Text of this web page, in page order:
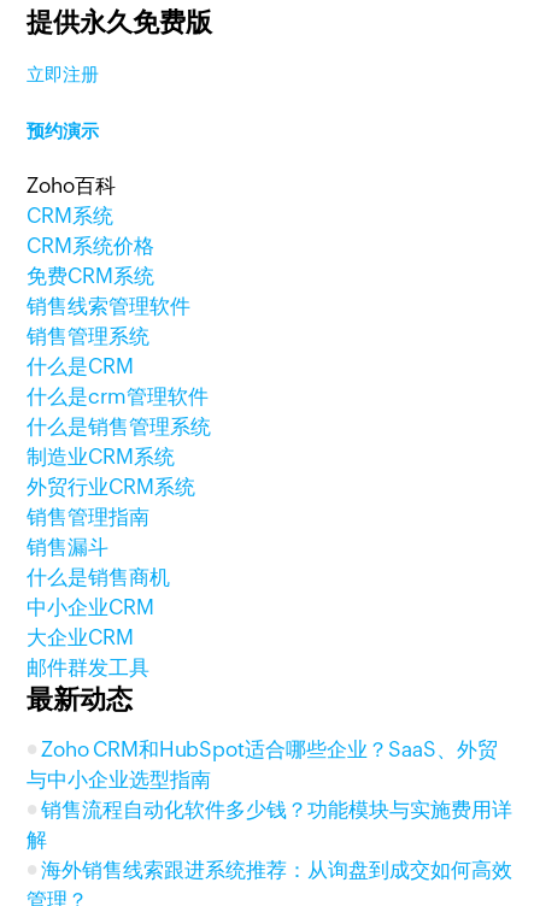
提供永久免费版
立即注册
预约演示
Zoho百科
CRM系统
CRM系统价格
免费CRM系统
销售线索管理软件
销售管理系统
什么是CRM
什么是crm管理软件
什么是销售管理系统
制造业CRM系统
外贸行业CRM系统
销售管理指南
销售漏斗
什么是销售商机
中小企业CRM
大企业CRM
邮件群发工具
最新动态
Zoho CRM和HubSpot适合哪些企业？SaaS、外贸
与中小企业选型指南
销售流程自动化软件多少钱？功能模块与实施费用详
解
海外销售线索跟进系统推荐：从询盘到成交如何高效
管理？